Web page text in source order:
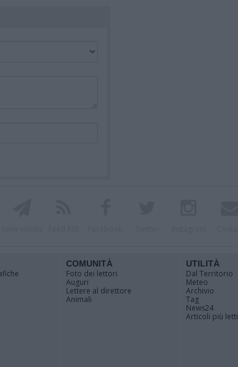
COMUNITÀ
Foto dei lettori
Auguri
Lettere al direttore
Animali
UTILITÀ
Dal Territorio
Meteo
Archivio
Tag
News24
Articoli più letti